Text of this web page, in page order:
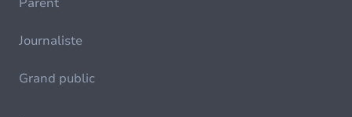
Journaliste
Grand public